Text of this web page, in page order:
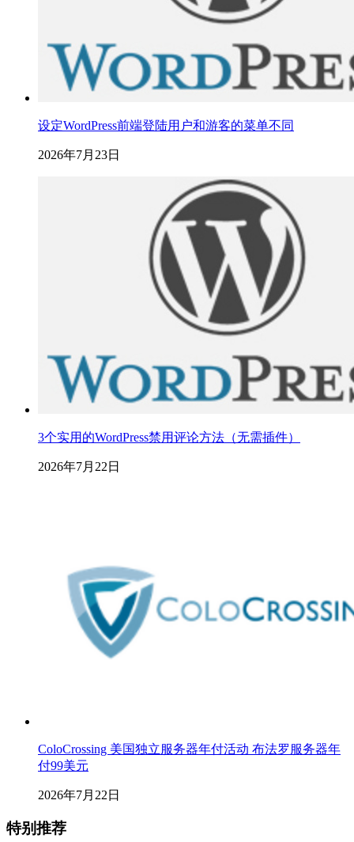
设定WordPress前端登陆用户和游客的菜单不同
2026年7月23日
3个实用的WordPress禁用评论方法（无需插件）
2026年7月22日
ColoCrossing 美国独立服务器年付活动 布法罗服务器年
付99美元
2026年7月22日
特别推荐